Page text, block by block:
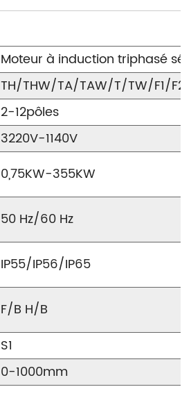
Moteur à induction triphasé
TH/THW/TA/TAW/T/TW/F1/
2-12pôles
3220V-1140V
0,75KW-355KW
50 Hz/60 Hz
IP55/IP56/IP65
F/B H/B
S1
0-1000mm